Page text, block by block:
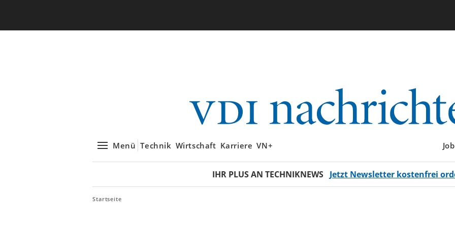
Menü Technik Wirtschaft Karriere VN+
IHR PLUS AN TECHNIKNEWS Jetzt Newsletter kostenfrei
Startseite